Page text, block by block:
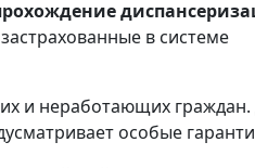
в системе
и неработающих граждан.
особые